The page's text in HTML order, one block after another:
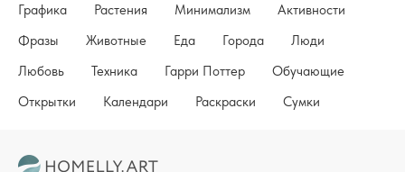
Графика
Растения Минимализм
Активности
Фразы
Животные Еда Города
Люди
Любовь
Техника Гарри Поттер
Обучающие
Открытки
Календари Раскраски Сумки